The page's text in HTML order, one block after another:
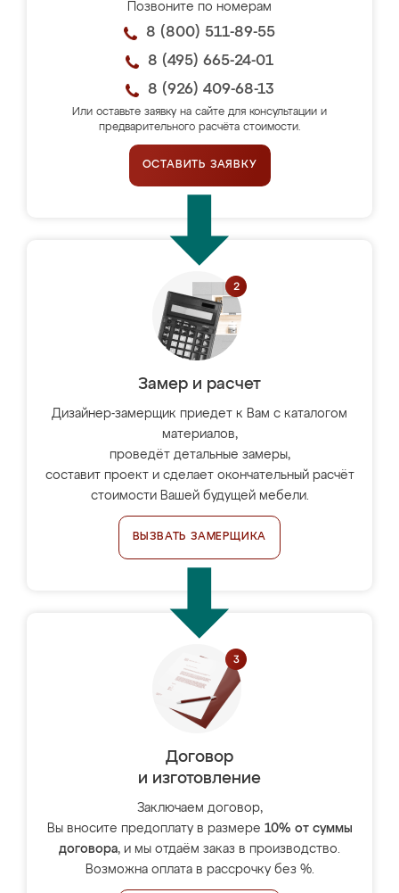
Позвоните по номерам
8 (800) 511-89-55
8 (495) 665-24-01
8 (926) 409-68-13
Или оставьте заявку на сайте для консультации и
предварительного расчёта стоимости.
ОСТАВИТЬ ЗАЯВКУ
Замер и расчет
Дизайнер-замерщик приедет к Вам с каталогом
материалов,
проведёт детальные замеры,
составит проект и сделает окончательный расчёт
стоимости Вашей будущей мебели.
ВЫЗВАТЬ ЗАМЕРЩИКА
Договор
и изготовление
Заключаем договор,
Вы вносите предоплату в размере 10% от суммы
договора, и мы отдаём заказ в производство.
Возможна оплата в рассрочку без %.